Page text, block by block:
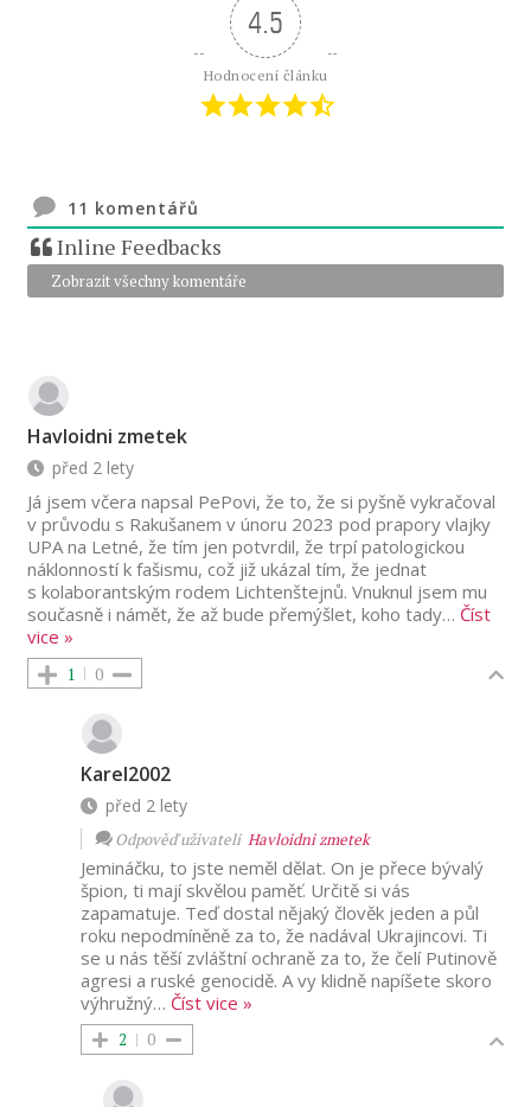
4.5
Hodnocení článku
11 komentářů
Inline Feedbacks
Zobrazit všechny komentáře
Havloidni zmetek
před 2 lety
Já jsem včera napsal PePovi, že to, že si pyšně vykračoval
v průvodu s Rakušanem v únoru 2023 pod prapory vlajky
UPA na Letné, že tím jen potvrdil, že trpí patologickou
náklonností k fašismu, což již ukázal tím, že jednat
s kolaborantským rodem Lichtenštejnů. Vnuknul jsem mu
současně i námět, že až bude přemýšlet, koho tady… Číst
vice »
1 0
Karel2002
před 2 lety
Odpověď uživateliHavloidni zmetek
Jemináčku, to jste neměl dělat. On je přece bývalý
špion, ti mají skvělou paměť. Určitě si vás
zapamatuje. Teď dostal nějaký člověk jeden a půl
roku nepodmíněně za to, že nadával Ukrajincovi. Ti
se u nás těší zvláštní ochraně za to, že čelí Putinově
agresi a ruské genocidě. A vy klidně napíšete skoro
výhružný… Číst vice »
2 0